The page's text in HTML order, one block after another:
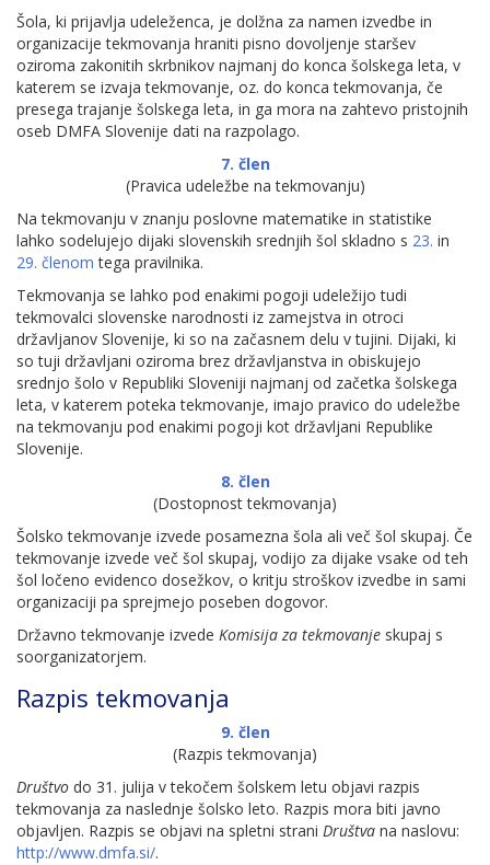
Šola, ki prijavlja udeleženca, je dolžna za namen izvedbe in
organizacije tekmovanja hraniti pisno dovoljenje staršev
oziroma zakonitih skrbnikov najmanj do konca šolskega leta, v
katerem se izvaja tekmovanje, oz. do konca tekmovanja, če
presega trajanje šolskega leta, in ga mora na zahtevo pristojnih
oseb DMFA Slovenije dati na razpolago.
7. člen
(Pravica udeležbe na tekmovanju)
Na tekmovanju v znanju poslovne matematike in statistike
lahko sodelujejo dijaki slovenskih srednjih šol skladno s 23. in
29. členom tega pravilnika.
Tekmovanja se lahko pod enakimi pogoji udeležijo tudi
tekmovalci slovenske narodnosti iz zamejstva in otroci
državljanov Slovenije, ki so na začasnem delu v tujini. Dijaki, ki
so tuji državljani oziroma brez državljanstva in obiskujejo
srednjo šolo v Republiki Sloveniji najmanj od začetka šolskega
leta, v katerem poteka tekmovanje, imajo pravico do udeležbe
na tekmovanju pod enakimi pogoji kot državljani Republike
Slovenije.
8. člen
(Dostopnost tekmovanja)
Šolsko tekmovanje izvede posamezna šola ali več šol skupaj. Če
tekmovanje izvede več šol skupaj, vodijo za dijake vsake od teh
šol ločeno evidenco dosežkov, o kritju stroškov izvedbe in sami
organizaciji pa sprejmejo poseben dogovor.
Državno tekmovanje izvede Komisija za tekmovanje skupaj s
soorganizatorjem.
Razpis tekmovanja
9. člen
(Razpis tekmovanja)
Društvo do 31. julija v tekočem šolskem letu objavi razpis
tekmovanja za naslednje šolsko leto. Razpis mora biti javno
objavljen. Razpis se objavi na spletni strani Društva na naslovu:
http://www.dmfa.si/.